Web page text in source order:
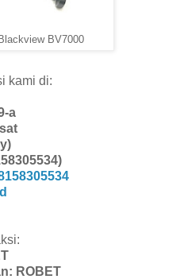
BV7000
kami di:
a
ROBET